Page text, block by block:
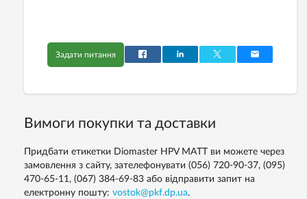
Задати питання
Вимоги покупки та доставки
Придбати етикетки Diomaster HPV MATT ви можете через
замовлення з сайту, зателефонувати (056) 720-90-37, (095)
470-65-11, (067) 384-69-83 або відправити запит на
електронну пошту: vostok@pkf.dp.ua.